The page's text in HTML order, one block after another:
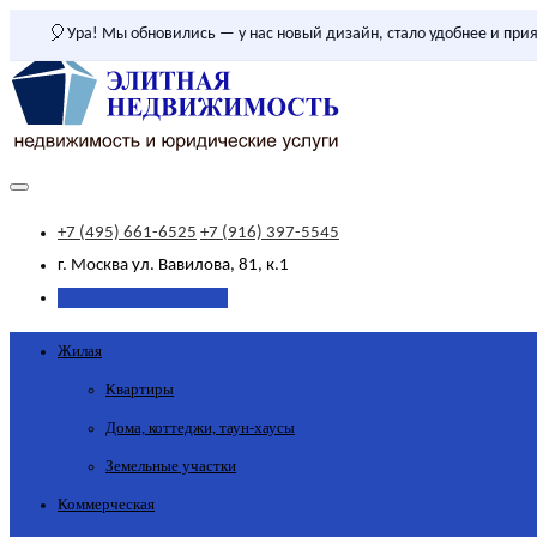
🎈 Ура! Мы обновились — у нас новый дизайн, стало удобнее и
+7 (495) 661-6525 +7 (916) 397-5545
г. Москва ул. Вавилова, 81, к.1
Жилая
Квартиры
Дома, коттеджи, таун-хаусы
Земельные участки
Коммерческая